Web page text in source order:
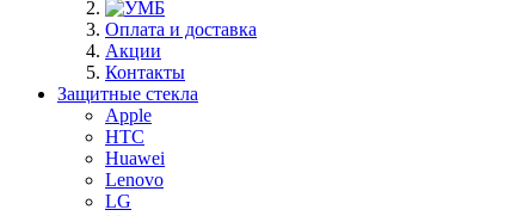
Оплата и доставка
Акции
Контакты
Защитные стекла
Apple
HTC
Huawei
Lenovo
LG